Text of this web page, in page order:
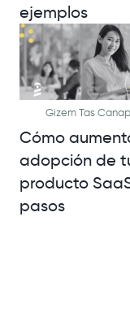
ejemplos
Gizem Tas
Cómo
adopción de
producto
pasos